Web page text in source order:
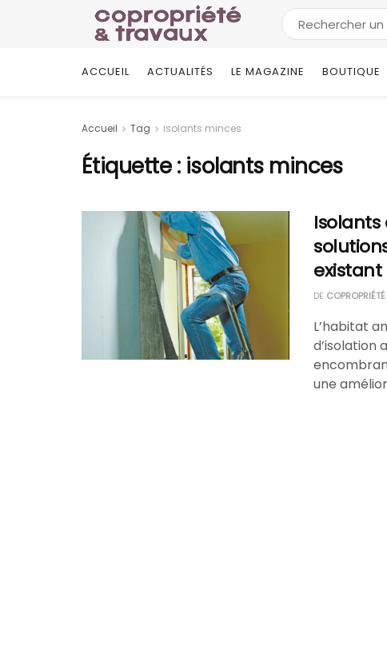
ACCUEIL ACTUALITÉS LE MAGAZINE BOUTIQUE
Accueil Tag isolants minces
Étiquette : isolants minces
Isolants
existant
DE
L’habitat
d’isolation
une